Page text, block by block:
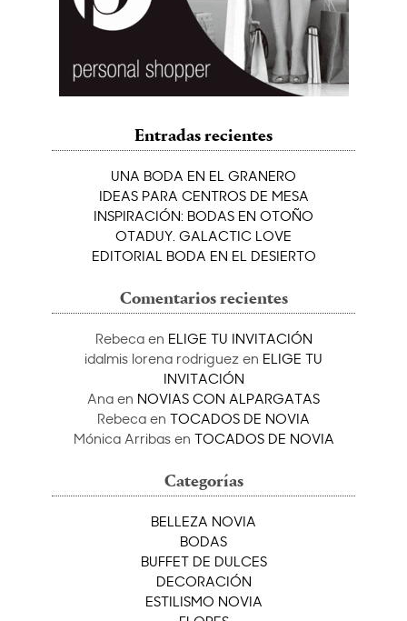
Entradas recientes
UNA BODA EN EL GRANERO
IDEAS PARA CENTROS DE MESA
INSPIRACIÓN: BODAS EN OTOÑO
OTADUY. GALACTIC LOVE
EDITORIAL BODA EN EL DESIERTO
Comentarios recientes
Rebecaen ELIGE TU INVITACIÓN
idalmis lorena rodriguez en ELIGE TU
INVITACIÓN
Ana en NOVIAS CON ALPARGATAS
Rebeca en TOCADOS DE NOVIA
Mónica Arribasen TOCADOS DE NOVIA
Categorías
BELLEZA NOVIA
BODAS
BUFFET DE DULCES
DECORACIÓN
ESTILISMO NOVIA